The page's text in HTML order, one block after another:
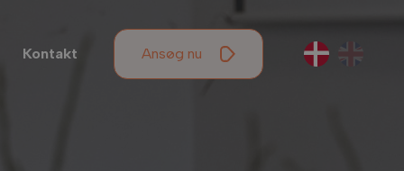
Kontakt Ansøg nu